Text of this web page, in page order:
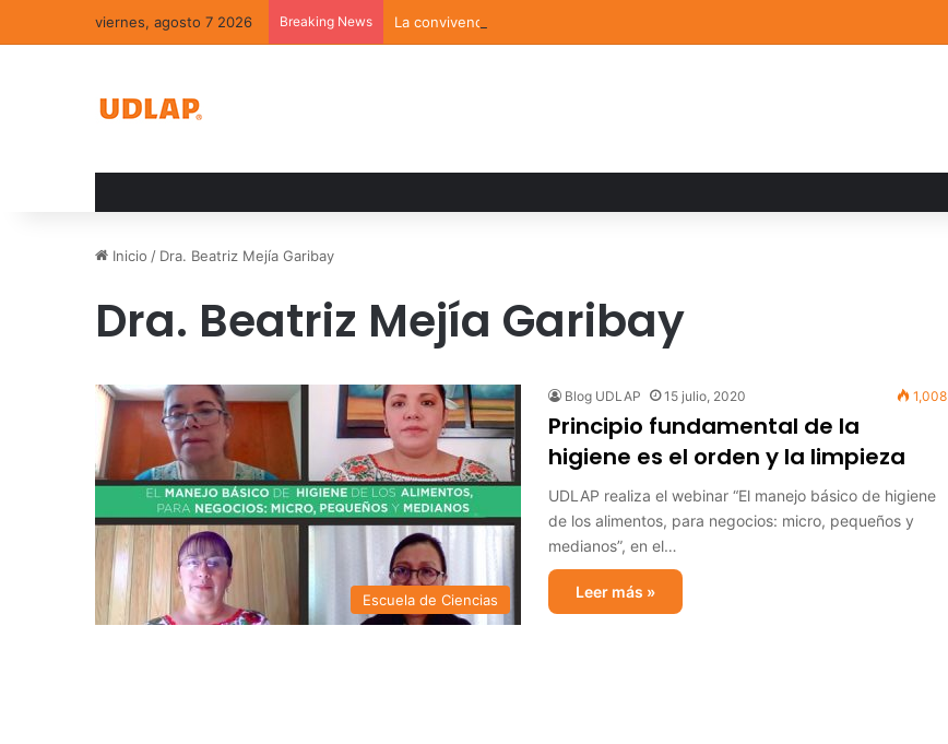
viernes, agosto 7 2026 Breaking News La convivencia familiar marca el cierre del Curso de Verano de Escuelas Aztecas
Inicio / Dra. Beatriz Mejía Garibay
Dra. Beatriz Mejía Garibay
Escuela de Ciencias
Blog UDLAP 15 julio, 2020 1,008
Principio fundamental de la
higiene es el orden y la limpieza
UDLAP realiza el webinar “El manejo básico de higiene
de los alimentos, para negocios: micro, pequeños y
medianos”, en el…
Leer más »